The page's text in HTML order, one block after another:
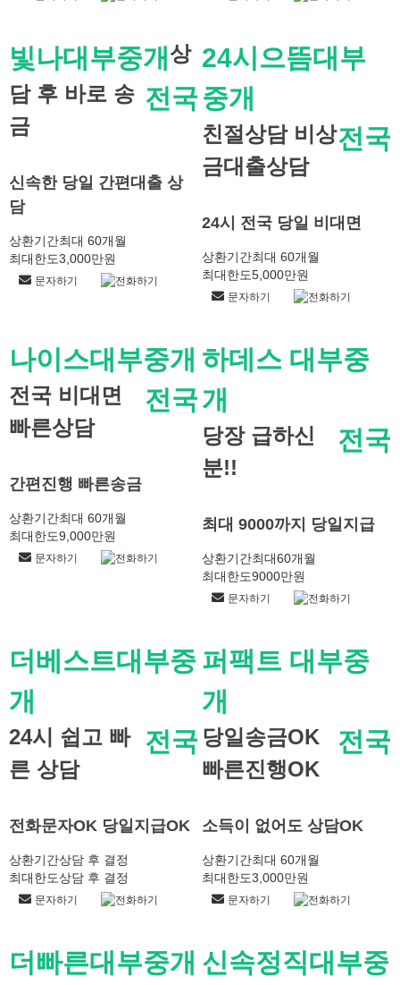
빛나대부중개
전국
상
담 후 바로 송
금
신속한 당일 간편대출 상
담
상환기간최대 60개월
최대한도3,000만원
문자하기 전화하기
24시으뜸대부
중개
전국
친절상담 비상
금대출상담
24시 전국 당일 비대면
상환기간최대 60개월
최대한도5,000만원
문자하기 전화하기
나이스대부중개
전국
전국 비대면
빠른상담
간편진행 빠른송금
상환기간최대 60개월
최대한도9,000만원
문자하기 전화하기
하데스 대부중
개
전국
당장 급하신
분!!
최대 9000까지 당일지급
상환기간최대60개월
최대한도9000만원
문자하기 전화하기
더베스트대부중
개
전국
24시 쉽고 빠
른 상담
전화문자OK 당일지급OK
상환기간상담 후 결정
최대한도상담 후 결정
문자하기 전화하기
퍼팩트 대부중
개
전국
당일송금OK
빠른진행OK
소득이 없어도 상담OK
상환기간최대 60개월
최대한도3,000만원
문자하기 전화하기
더빠른대부중개 신속정직대부중